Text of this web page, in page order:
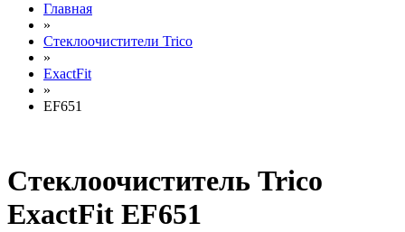
Главная
»
Стеклоочистители Trico
»
ExactFit
»
EF651
Стеклоочиститель Trico
ExactFit EF651